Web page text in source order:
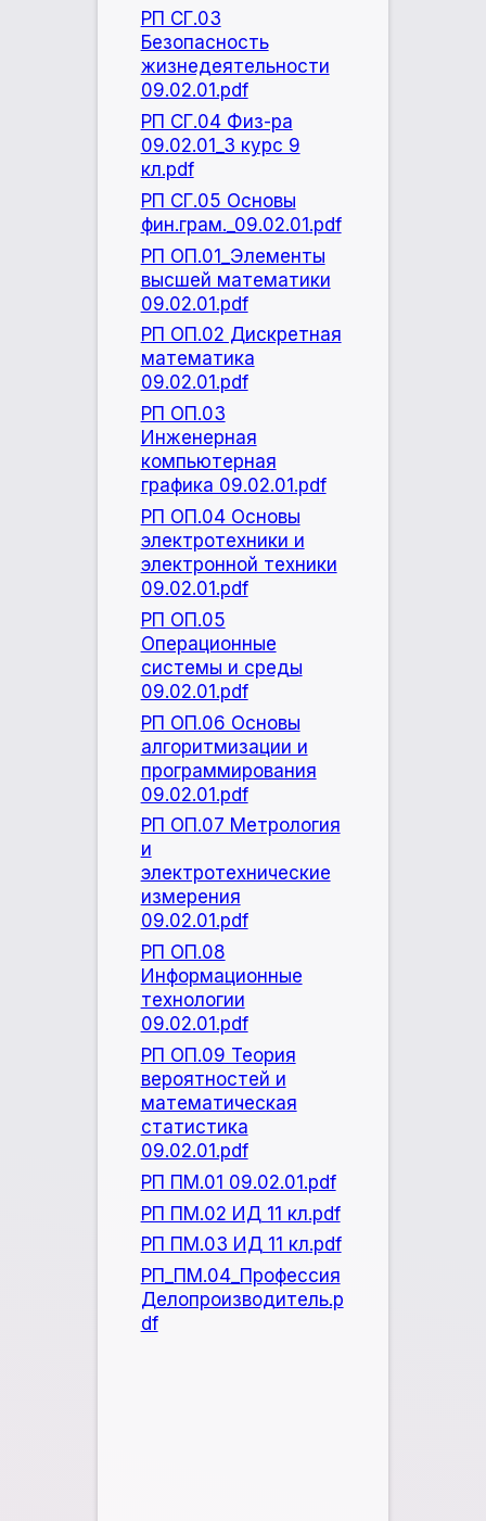
РП СГ.03
Безопасность
жизнедеятельности
09.02.01.pdf
РП СГ.04 Физ-ра
09.02.01_3 курс 9
кл.pdf
РП СГ.05 Основы
фин.грам._09.02.01.pdf
РП ОП.01_Элементы
высшей математики
09.02.01.pdf
РП ОП.02 Дискретная
математика
09.02.01.pdf
РП ОП.03
Инженерная
компьютерная
графика 09.02.01.pdf
РП ОП.04 Основы
электротехники и
электронной техники
09.02.01.pdf
РП ОП.05
Операционные
системы и среды
09.02.01.pdf
РП ОП.06 Основы
алгоритмизации и
программирования
09.02.01.pdf
РП ОП.07 Метрология
и
электротехнические
измерения
09.02.01.pdf
РП ОП.08
Информационные
технологии
09.02.01.pdf
РП ОП.09 Теория
вероятностей и
математическая
статистика
09.02.01.pdf
РП ПМ.01 09.02.01.pdf
РП ПМ.02 ИД 11 кл.pdf
РП ПМ.03 ИД 11 кл.pdf
РП_ПМ.04_Профессия
Делопроизводитель.p
df